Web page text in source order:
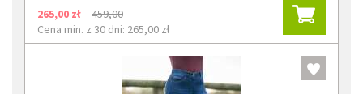
265,00 zł
459,00
Cena min. z 30 dni: 265,00 zł